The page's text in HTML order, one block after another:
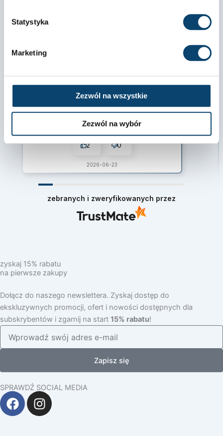
Statystyka
Marketing
Zezwól na wszystkie
Zezwól na wybór
5.0 z całego okresu
zweryfikowano
Dostawa bardzo sprawna, super serwis.
2 0
2026-06-23
zebranych i zweryfikowanych przez
zyskaj 15% rabatu
na pierwsze zakupy
Dołącz do naszego newslettera. Zyskaj dostęp do
ekskluzywnych promocji, ofert i nowości dostępnych dla
subskrybentów i zgarnij na start 15% rabatu!
Zapisz się
SPRAWDŹ SOCIAL MEDIA
F
a
I
n